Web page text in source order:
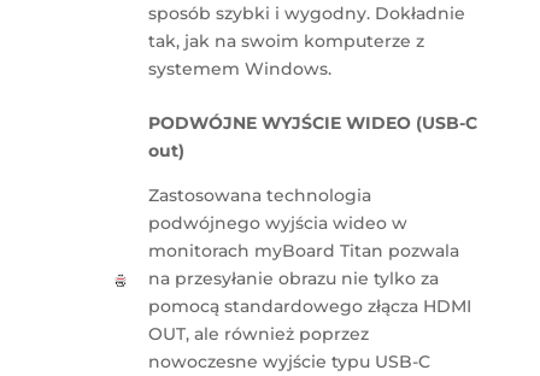
sposób szybki i wygodny. Dokładnie
tak, jak na swoim komputerze z
systemem Windows.
PODWÓJNE WYJŚCIE WIDEO (USB-C
out)
Zastosowana technologia
podwójnego wyjścia wideo w
monitorach myBoard Titan pozwala
na przesyłanie obrazu nie tylko za
pomocą standardowego złącza HDMI
OUT, ale również poprzez
nowoczesne wyjście typu USB-C